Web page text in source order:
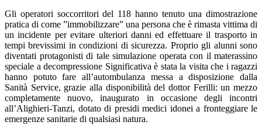
Gli operatori soccorritori del 118 hanno tenuto una dimostrazione
pratica di come ”immobilizzare” una persona che è rimasta vittima di
un incidente per evitare ulteriori danni ed effettuare il trasporto in
tempi brevissimi in condizioni di sicurezza. Proprio gli alunni sono
diventati protagonisti di tale simulazione operata con il materassino
speciale a decompressione Significativa è stata la visita che i ragazzi
hanno potuto fare all’autombulanza messa a disposizione dalla
Sanità Service, grazie alla disponibilità del dottor Ferilli: un mezzo
completamente nuovo, inaugurato in occasione degli incontri
all’Alighieri-Tanzi, dotato di presidi medici idonei a fronteggiare le
emergenze sanitarie di qualsiasi natura.